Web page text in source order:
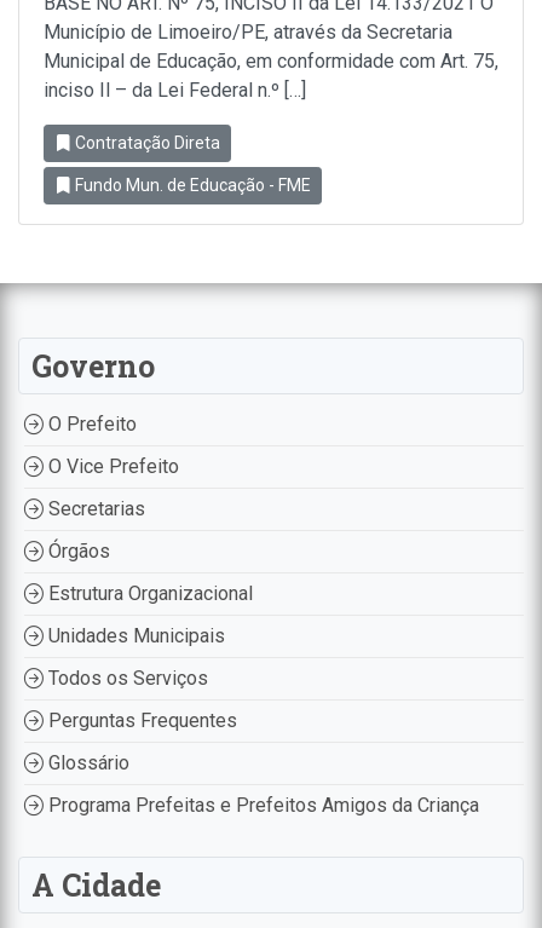
Município de Limoeiro/PE, através da Secretaria
Municipal de Educação, em conformidade com Art. 75,
inciso Il – da Lei Federal n.º […]
Contratação Direta
Fundo Mun. de Educação - FME
Governo
O Prefeito
O Vice Prefeito
Secretarias
Órgãos
Estrutura Organizacional
Unidades Municipais
Todos os Serviços
Perguntas Frequentes
Glossário
Programa Prefeitas e Prefeitos Amigos da Criança
A Cidade